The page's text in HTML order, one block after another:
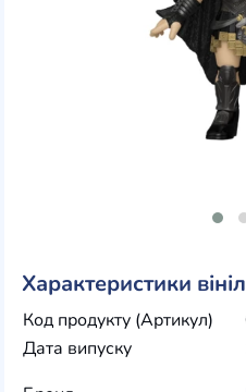
Характеристики
Код продукту (Артикул)
Дата випуску